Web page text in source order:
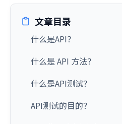
文章目录
什么是API？
什么是 API 方法？
什么是API测试？
API测试的目的？